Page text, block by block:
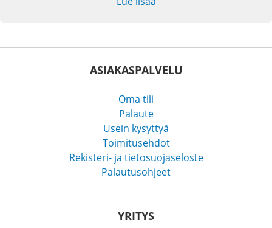
ASIAKASPALVELU
Oma tili
Palaute
Usein kysyttyä
Toimitusehdot
Rekisteri- ja tietosuojaseloste
Palautusohjeet
YRITYS